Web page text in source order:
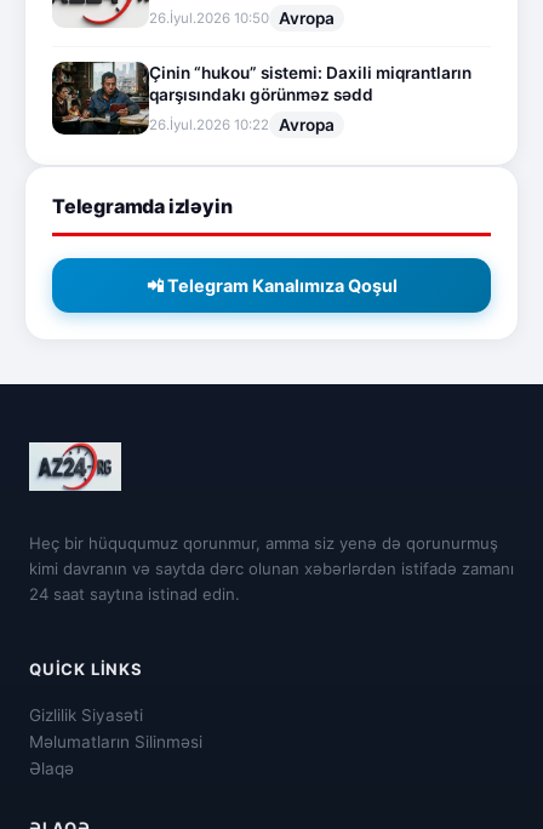
26.İyul.2026 10:50 Avropa
Çinin “hukou” sistemi: Daxili miqrantların
qarşısındakı görünməz sədd
26.İyul.2026 10:22 Avropa
Telegramda izləyin
📲 Telegram Kanalımıza Qoşul
Heç bir hüququmuz qorunmur, amma siz yenə də qorunurmuş
kimi davranın və saytda dərc olunan xəbərlərdən istifadə zamanı
24 saat saytına istinad edin.
QUICK LINKS
Gizlilik Siyasəti
Məlumatların Silinməsi
Əlaqə